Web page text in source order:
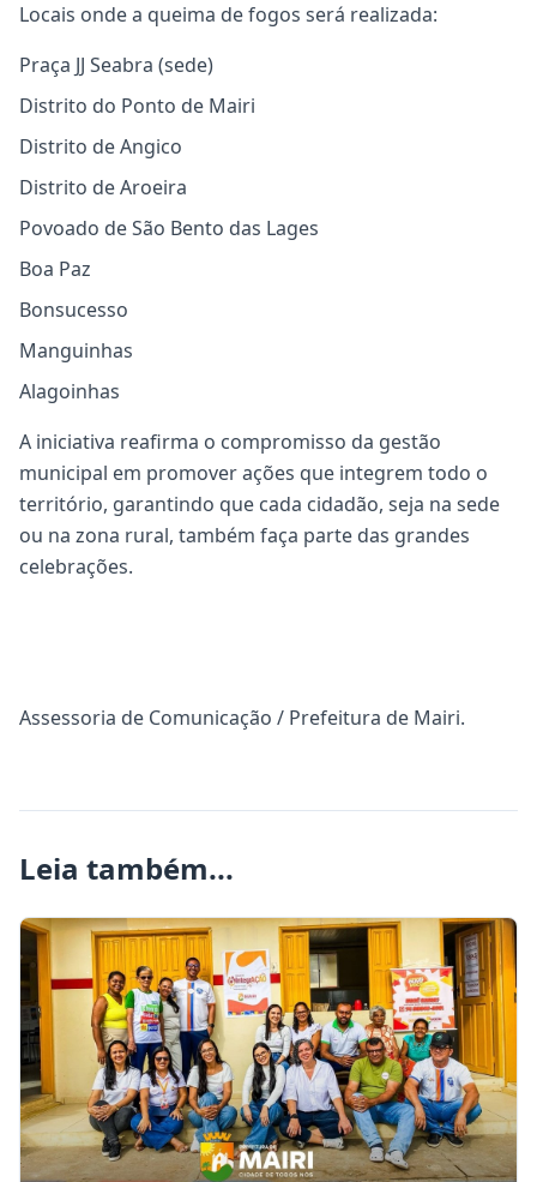
Locais onde a queima de fogos será realizada:
Praça JJ Seabra (sede)
Distrito do Ponto de Mairi
Distrito de Angico
Distrito de Aroeira
Povoado de São Bento das Lages
Boa Paz
Bonsucesso
Manguinhas
Alagoinhas
A iniciativa reafirma o compromisso da gestão
municipal em promover ações que integrem todo o
território, garantindo que cada cidadão, seja na sede
ou na zona rural, também faça parte das grandes
celebrações.
Assessoria de Comunicação / Prefeitura de Mairi.
Leia também...